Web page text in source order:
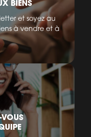
BIENS
et soyez au
à vendre et à
VOUS